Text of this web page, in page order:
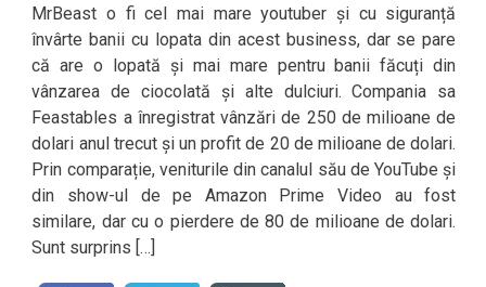
MrBeast o fi cel mai mare youtuber și cu siguranță
învârte banii cu lopata din acest business, dar se pare
că are o lopată și mai mare pentru banii făcuți din
vânzarea de ciocolată și alte dulciuri. Compania sa
Feastables a înregistrat vânzări de 250 de milioane de
dolari anul trecut și un profit de 20 de milioane de dolari.
Prin comparație, veniturile din canalul său de YouTube și
din show-ul de pe Amazon Prime Video au fost
similare, dar cu o pierdere de 80 de milioane de dolari.
Sunt surprins […]